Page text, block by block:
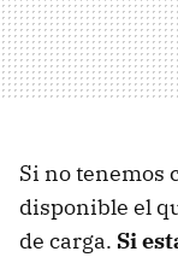
Si no tenemos
disponible el
de carga. Si